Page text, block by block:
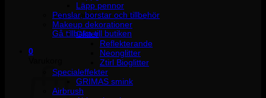
Inga produkter i varukorgen.
Gå tillbaka till butiken
0
Läpp pennor
Penslar, borstar och tillbehör
Makeup dekorationer
Glitter
Reflekterande
Neonglitter
Ztirl Bioglitter
Specialeffekter
GRIMAS smink
Airbrush